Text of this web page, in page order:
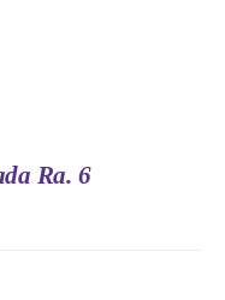
Ra. 6